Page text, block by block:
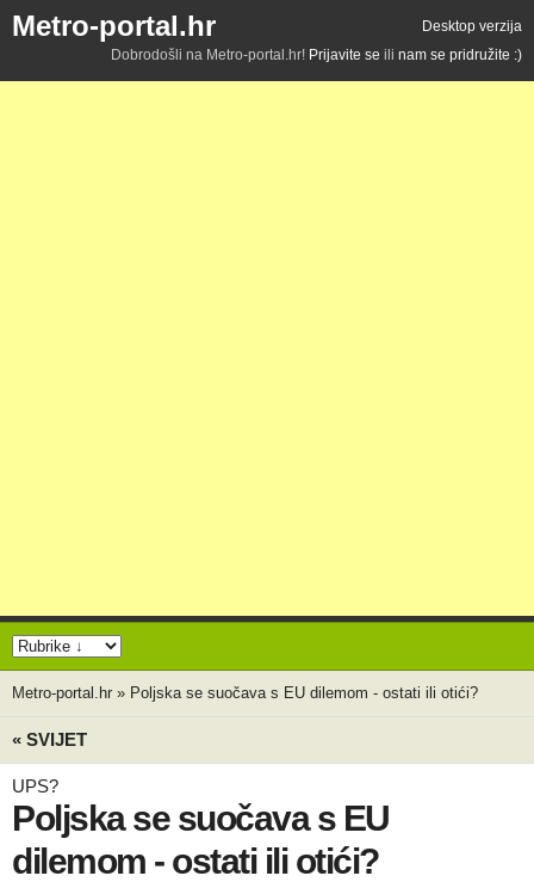
Metro-portal.hr
Desktop verzija
Dobrodošli na Metro-portal.hr! Prijavite se ili nam se pridružite :)
Metro-portal.hr » Poljska se suočava s EU dilemom - ostati ili otići?
« SVIJET
UPS?
Poljska se suočava s EU
dilemom - ostati ili otići?